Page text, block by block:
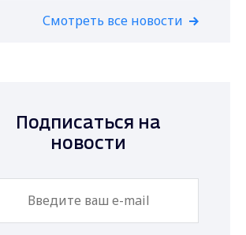
Смотреть все новости
Подписаться на
новости